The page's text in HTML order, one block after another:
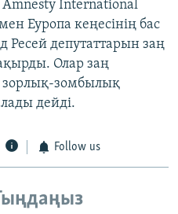
International
Еуропа кеңесінің бас
депутаттарын заң
Олар заң
зорлық-зомбылық
дейді.
Follow us